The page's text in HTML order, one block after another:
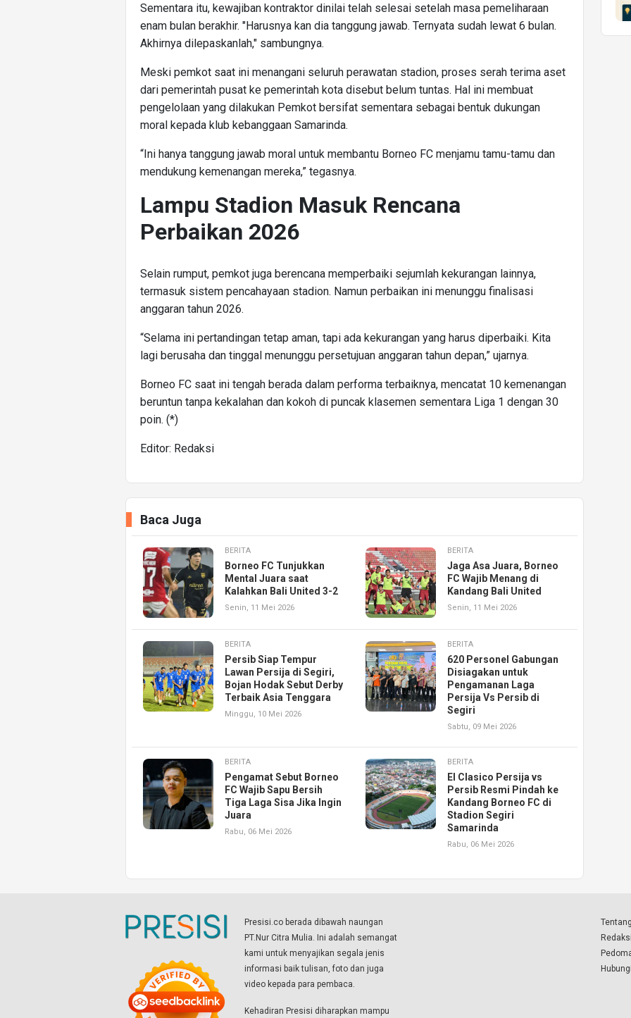
Sementara itu, kewajiban kontraktor dinilai telah selesai setelah masa pemeliharaan
enam bulan berakhir. "Harusnya kan dia tanggung jawab. Ternyata sudah lewat 6 bulan.
Akhirnya dilepaskanlah," sambungnya.
Meski pemkot saat ini menangani seluruh perawatan stadion, proses serah terima aset
dari pemerintah pusat ke pemerintah kota disebut belum tuntas. Hal ini membuat
pengelolaan yang dilakukan Pemkot bersifat sementara sebagai bentuk dukungan
moral kepada klub kebanggaan Samarinda.
“Ini hanya tanggung jawab moral untuk membantu Borneo FC menjamu tamu-tamu dan
mendukung kemenangan mereka,” tegasnya.
Lampu Stadion Masuk Rencana
Perbaikan 2026
Selain rumput, pemkot juga berencana memperbaiki sejumlah kekurangan lainnya,
termasuk sistem pencahayaan stadion. Namun perbaikan ini menunggu finalisasi
anggaran tahun 2026.
“Selama ini pertandingan tetap aman, tapi ada kekurangan yang harus diperbaiki. Kita
lagi berusaha dan tinggal menunggu persetujuan anggaran tahun depan,” ujarnya.
Borneo FC saat ini tengah berada dalam performa terbaiknya, mencatat 10 kemenangan
beruntun tanpa kekalahan dan kokoh di puncak klasemen sementara Liga 1 dengan 30
poin. (*)
Editor: Redaksi
Baca Juga
BERITA
Borneo FC Tunjukkan
Mental Juara saat
Kalahkan Bali United 3-2
Senin, 11 Mei 2026
BERITA
Jaga Asa Juara, Borneo
FC Wajib Menang di
Kandang Bali United
Senin, 11 Mei 2026
BERITA
Persib Siap Tempur
Lawan Persija di Segiri,
Bojan Hodak Sebut Derby
Terbaik Asia Tenggara
Minggu, 10 Mei 2026
BERITA
620 Personel Gabungan
Disiagakan untuk
Pengamanan Laga
Persija Vs Persib di
Segiri
Sabtu, 09 Mei 2026
BERITA
Pengamat Sebut Borneo
FC Wajib Sapu Bersih
Tiga Laga Sisa Jika Ingin
Juara
Rabu, 06 Mei 2026
BERITA
El Clasico Persija vs
Persib Resmi Pindah ke
Kandang Borneo FC di
Stadion Segiri
Samarinda
Rabu, 06 Mei 2026
Presisi.co berada dibawah naungan
PT.Nur Citra Mulia. Ini adalah semangat
kami untuk menyajikan segala jenis
informasi baik tulisan, foto dan juga
video kepada para pembaca.
Kehadiran Presisi diharapkan mampu
Redaksi